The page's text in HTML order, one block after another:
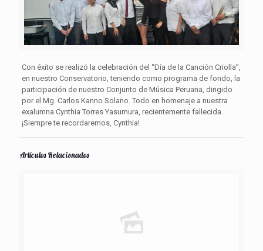
Con éxito se realizó la celebración del “Día de la Canción Criolla”,
en nuestro Conservatorio, teniendo como programa de fondo, la
participación de nuestro Conjunto de Música Peruana, dirigido
por el Mg. Carlos Kanno Solano. Todo en homenaje a nuestra
exalumna Cynthia Torres Yasumura, recientemente fallecida.
¡Siempre te recordaremos, Cynthia!
Artículos Relacionados